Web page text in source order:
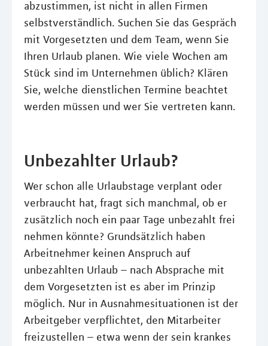
abzustimmen, ist nicht in allen Firmen
selbstverständlich. Suchen Sie das Gespräch
mit Vorgesetzten und dem Team, wenn Sie
Ihren Urlaub planen. Wie viele Wochen am
Stück sind im Unternehmen üblich? Klären
Sie, welche dienstlichen Termine beachtet
werden müssen und wer Sie vertreten kann.
Unbezahlter Urlaub?
Wer schon alle Urlaubstage verplant oder
verbraucht hat, fragt sich manchmal, ob er
zusätzlich noch ein paar Tage unbezahlt frei
nehmen könnte? Grundsätzlich haben
Arbeitnehmer keinen Anspruch auf
unbezahlten Urlaub – nach Absprache mit
dem Vorgesetzten ist es aber im Prinzip
möglich. Nur in Ausnahmesituationen ist der
Arbeitgeber verpflichtet, den Mitarbeiter
freizustellen – etwa wenn der sein krankes